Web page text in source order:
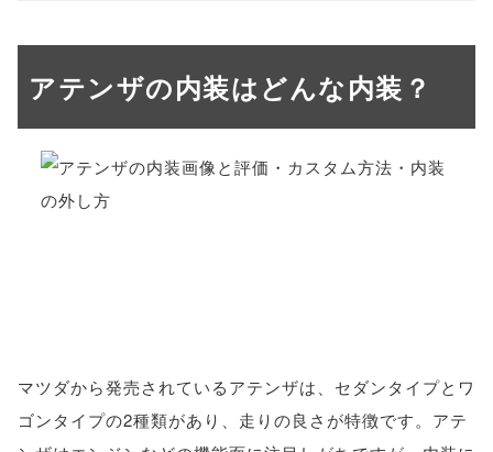
アテンザの内装はどんな内装？
マツダから発売されているアテンザは、セダンタイプとワ
ゴンタイプの2種類があり、走りの良さが特徴です。アテ